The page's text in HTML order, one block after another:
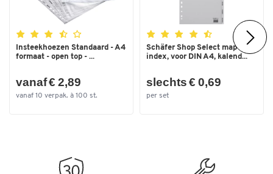
Insteekhoezen Standaard - A4
formaat - open top - ...
vanaf € 2,89
vanaf 10 verpak. à 100 st.
Schäfer Shop Select map
index, voor DIN A4, kalend...
slechts € 0,69
per set